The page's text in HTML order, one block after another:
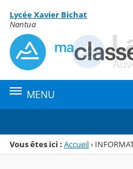
Menu de la rubrique
Contenu
Lycée Xavier Bichat
Nantua
MENU
Vous êtes ici : Accueil›